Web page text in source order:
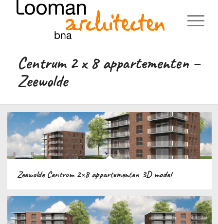
Centrum 2 x 8 appartementen –
Zeewolde
Zeewolde Centrum 2×8 appartementen 3D model